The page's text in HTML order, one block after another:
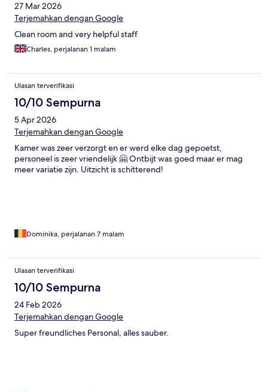
27 Mar 2026
Terjemahkan dengan Google
Clean room and very helpful staff
Charles, perjalanan 1 malam
Ulasan terverifikasi
10/10 Sempurna
5 Apr 2026
Terjemahkan dengan Google
Kamer was zeer verzorgt en er werd elke dag gepoetst,
personeel is zeer vriendelijk 🤗 Ontbijt was goed maar er mag
meer variatie zijn. Uitzicht is schitterend!
Dominika, perjalanan 7 malam
Ulasan terverifikasi
10/10 Sempurna
24 Feb 2026
Terjemahkan dengan Google
Super freundliches Personal, alles sauber.